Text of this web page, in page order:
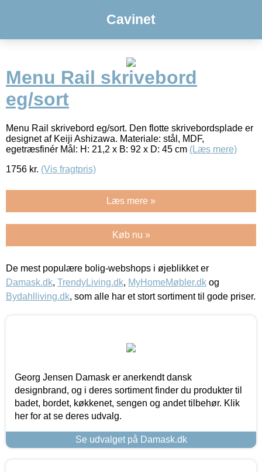
Cavinet
Menu Rail skrivebord
eg/sort
Menu Rail skrivebord eg/sort. Den flotte skrivebordsplade er
designet af Keiji Ashizawa. Materiale: stål, MDF,
egetræsfinér Mål: H: 21,2 x B: 92 x D: 45 cm (Læs mere)
1756 kr. (Vis fragtpris)
Læs mere »
Køb nu »
De mest populære bolig-webshops i øjeblikket er
Damask.dk, TrendyLiving.dk, MyHomeMøbler.dk og
Bydahlliving.dk, som alle har et stort sortiment til gode priser.
Georg Jensen Damask er anerkendt dansk
designbrand, og i deres sortiment finder du produkter til
badet, bordet, køkkenet, sengen og andet tilbehør. Klik
her for at se deres udvalg.
Se udvalget på Damask.dk